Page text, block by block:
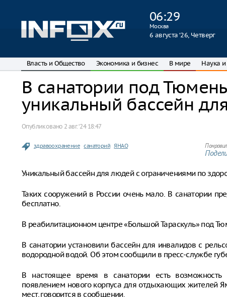
06:29
Москва
6 августа ‘26, Четверг
Власть и Общество Экономика и бизнес В мире Наука и
В санатории под
уникальный бассейн
Опубликовано 2 авг. ‘24 18:47
здравоохранение санаторий ЯНАО
Уникальный бассейн для людей с ограничениями по
Таких сооружений в России очень мало. В санатории
бесплатно.
В реабилитационном центре «Большой Тараскуль» под
В санатории установили бассейн для инвалидов с
водородной водой. Об этом сообщили в пресс-службе
В настоящее время в санатории есть возможность
появлением нового корпуса для отдыхающих жителей
мест, говорится в сообщении.